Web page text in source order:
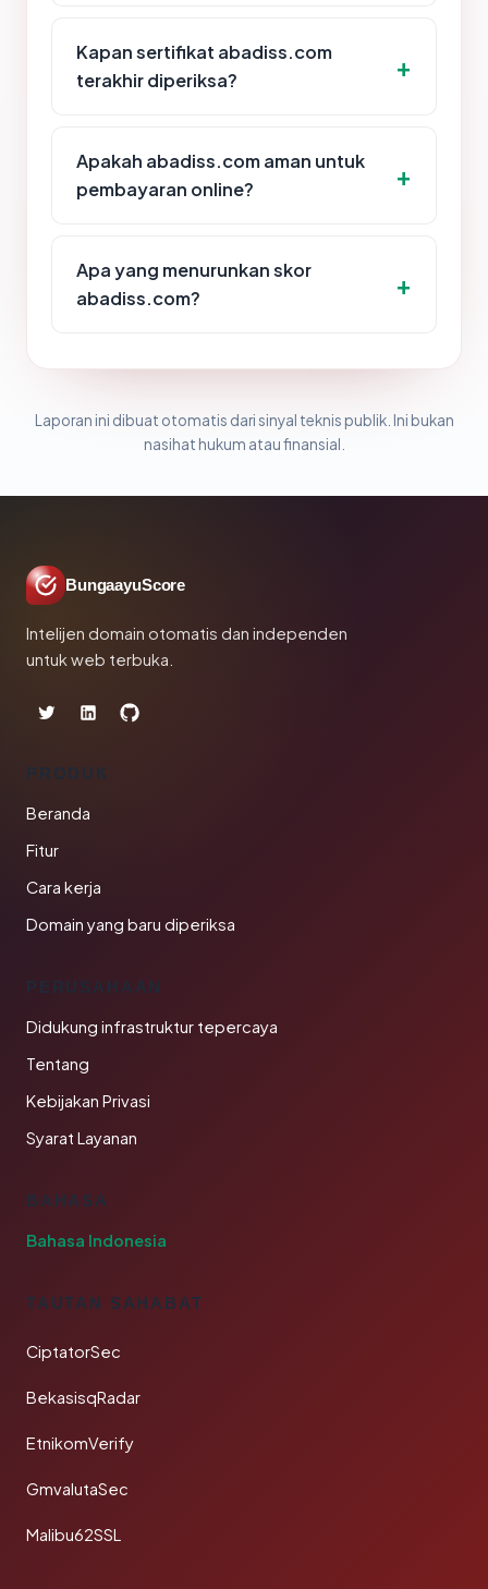
Kapan sertifikat abadiss.com
terakhir diperiksa?
Apakah abadiss.com aman untuk
pembayaran online?
Apa yang menurunkan skor
abadiss.com?
Laporan ini dibuat otomatis dari sinyal teknis publik. Ini bukan
nasihat hukum atau finansial.
BungaayuScore
Intelijen domain otomatis dan independen
untuk web terbuka.
PRODUK
Beranda
Fitur
Cara kerja
Domain yang baru diperiksa
PERUSAHAAN
Didukung infrastruktur tepercaya
Tentang
Kebijakan Privasi
Syarat Layanan
BAHASA
Bahasa Indonesia
TAUTAN SAHABAT
CiptatorSec
BekasisqRadar
EtnikomVerify
GmvalutaSec
Malibu62SSL